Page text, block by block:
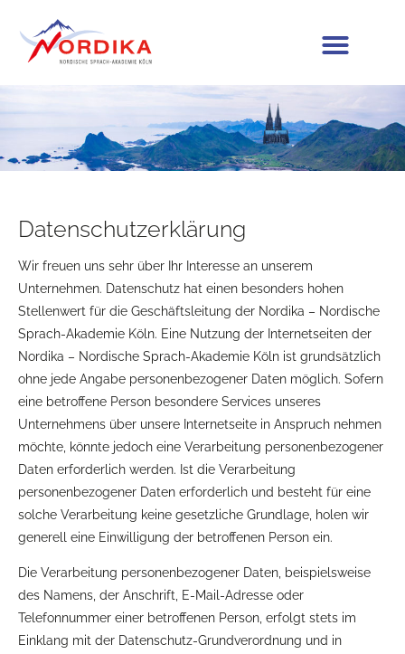
Datenschutzerklärung
Wir freuen uns sehr über Ihr Interesse an unserem
Unternehmen. Datenschutz hat einen besonders hohen
Stellenwert für die Geschäftsleitung der Nordika – Nordische
Sprach-Akademie Köln. Eine Nutzung der Internetseiten der
Nordika – Nordische Sprach-Akademie Köln ist grundsätzlich
ohne jede Angabe personenbezogener Daten möglich. Sofern
eine betroffene Person besondere Services unseres
Unternehmens über unsere Internetseite in Anspruch nehmen
möchte, könnte jedoch eine Verarbeitung personenbezogener
Daten erforderlich werden. Ist die Verarbeitung
personenbezogener Daten erforderlich und besteht für eine
solche Verarbeitung keine gesetzliche Grundlage, holen wir
generell eine Einwilligung der betroffenen Person ein.
Die Verarbeitung personenbezogener Daten, beispielsweise
des Namens, der Anschrift, E-Mail-Adresse oder
Telefonnummer einer betroffenen Person, erfolgt stets im
Einklang mit der Datenschutz-Grundverordnung und in